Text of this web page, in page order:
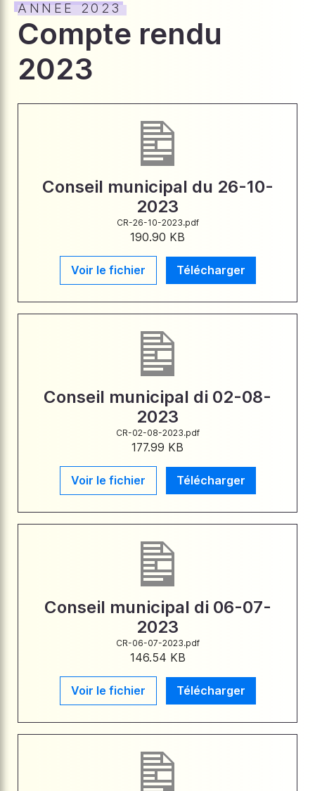
ANNEE 2023
Compte rendu
2023
Conseil municipal du 26-10-
2023
CR-26-10-2023.pdf
190.90 KB
Voir le fichier Télécharger
Conseil municipal di 02-08-
2023
CR-02-08-2023.pdf
177.99 KB
Voir le fichier Télécharger
Conseil municipal di 06-07-
2023
CR-06-07-2023.pdf
146.54 KB
Voir le fichier Télécharger